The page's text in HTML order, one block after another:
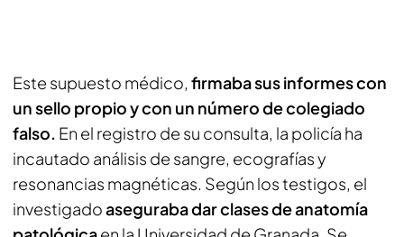
Este supuesto médico, firmaba sus informes con
un sello propio y con un número de colegiado
falso. En el registro de su consulta, la policía ha
incautado análisis de sangre, ecografías y
resonancias magnéticas. Según los testigos, el
investigadoaseguraba dar clases de anatomía